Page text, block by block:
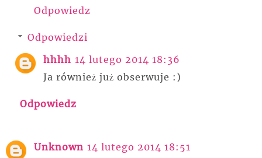
Odpowiedz
Odpowiedzi
hhhh 14 lutego 2014 18:36
Ja również już obserwuje :)
Odpowiedz
Unknown 14 lutego 2014 18:51